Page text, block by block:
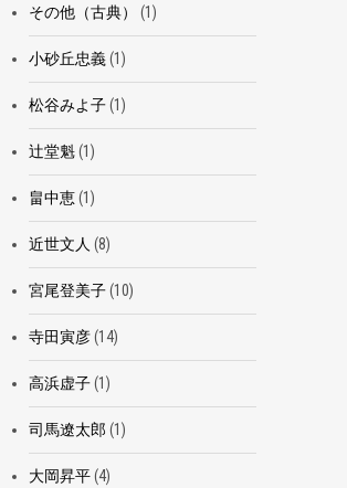
その他（古典） (1)
小砂丘忠義(1)
松谷みよ子(1)
辻堂魁(1)
畠中恵(1)
近世文人 (8)
宮尾登美子(10)
寺田寅彦(14)
高浜虚子(1)
司馬遼太郎 (1)
大岡昇平(4)